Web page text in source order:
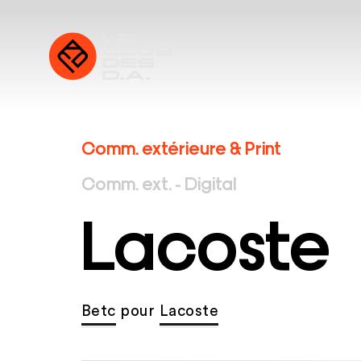
Comm. extérieure & Print
Comm. ext. - Digital
Lacoste
Betc pour Lacoste